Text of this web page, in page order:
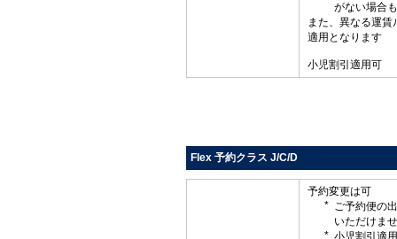
がない場合
また、異なる運
適用となります
小児割引適用可
Flex 予約クラス J/C/D
予約変更は可
ご予約便の
いただけま
小児割引適